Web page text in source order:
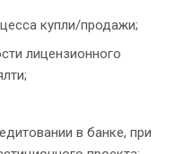
купли/продажи;
лицензионного
в банке, при